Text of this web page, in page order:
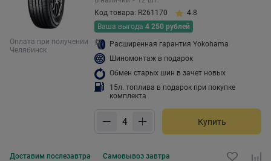
Оплата при получении
Челябинск
Код товара: R261170
4.8
Ваша выгода 4 250 рублей
Расширенная гарантия Yokohama
Шиномонтаж в подарок
Обмен старых шин в зачет новых
15л. топлива в подарок при покупке
комплекта
Купить
Доставим послезавтра Самовывоз завтра